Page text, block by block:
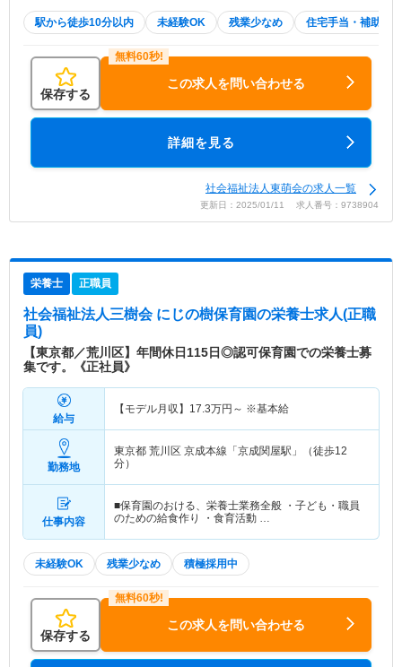
駅から徒歩10分以内 未経験OK 残業少なめ 住宅手当・補助
保存する
この求人を問い合わせる
詳細を見る
社会福祉法人東萌会の求人一覧
更新日：2025/01/11 求人番号：9738904
栄養士 正職員
社会福祉法人三樹会 にじの樹保育園の栄養士求人(正職
員)
【東京都／荒川区】年間休日115日◎認可保育園での栄養士募
集です。《正社員》
給与
【モデル月収】 17.3万円～ ※基本給
勤務地
東京都 荒川区 京成本線「京成関屋駅」（徒歩12
分）
仕事内容
■保育園のおける、栄養士業務全般 ・子ども・職員
のための給食作り ・食育活動 …
未経験OK 残業少なめ 積極採用中
保存する
この求人を問い合わせる